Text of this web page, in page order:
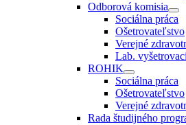
Odborová komisia
Sociálna práca
Ošetrovateľstvo
Verejné
Lab.
ROHIK
Sociálna práca
Ošetrovateľstvo
Verejné
Rada študijného